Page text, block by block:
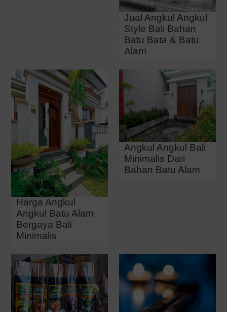
Jual Angkul Angkul
Style Bali Bahan
Batu Bata & Batu
Alam
Harga Angkul
Angkul Batu Alam
Bergaya Bali
Minimalis
Angkul Angkul Bali
Minimalis Dari
Bahan Batu Alam